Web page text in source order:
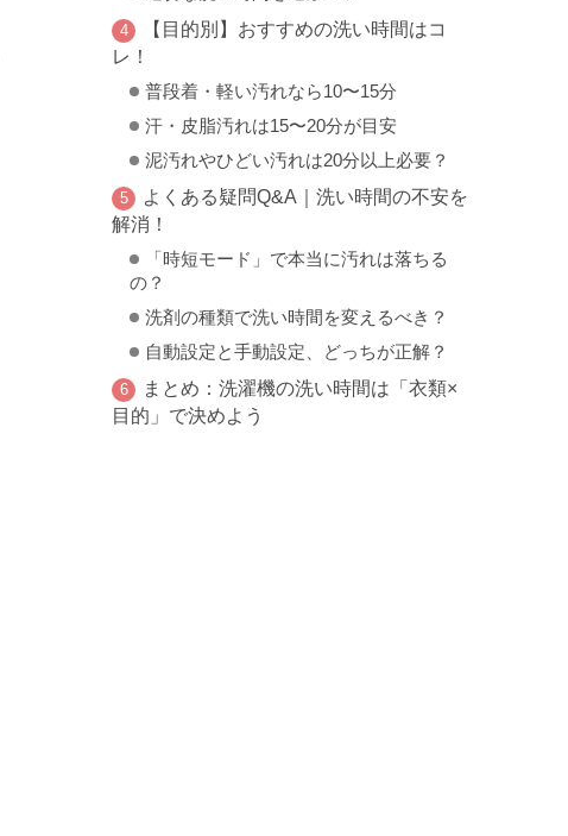
【目的別】おすすめの洗い時間はコ
レ！
普段着・軽い汚れなら10〜15分
汗・皮脂汚れは15〜20分が目安
泥汚れやひどい汚れは20分以上必要？
よくある疑問Q&A｜洗い時間の不安を
解消！
「時短モード」で本当に汚れは落ちる
の？
洗剤の種類で洗い時間を変えるべき？
自動設定と手動設定、どっちが正解？
まとめ：洗濯機の洗い時間は「衣類×
目的」で決めよう